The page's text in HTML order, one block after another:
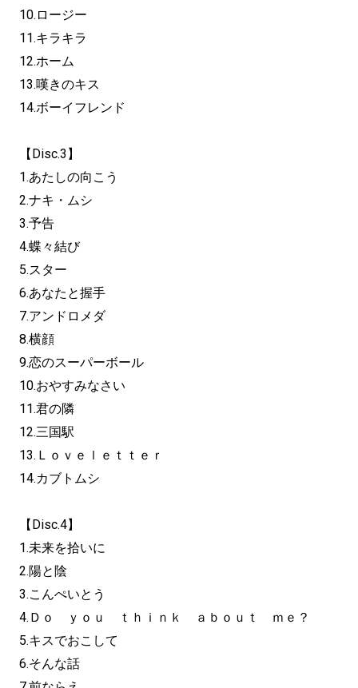
10.ロージー
11.キラキラ
12.ホーム
13.嘆きのキス
14.ボーイフレンド
【Disc.3】
1.あたしの向こう
2.ナキ・ムシ
3.予告
4.蝶々結び
5.スター
6.あなたと握手
7.アンドロメダ
8.横顔
9.恋のスーパーボール
10.おやすみなさい
11.君の隣
12.三国駅
13.Ｌｏｖｅｌｅｔｔｅｒ
14.カブトムシ
【Disc.4】
1.未来を拾いに
2.陽と陰
3.こんぺいとう
4.Ｄｏ ｙｏｕ ｔｈｉｎｋ ａｂｏｕｔ ｍｅ？
5.キスでおこして
6.そんな話